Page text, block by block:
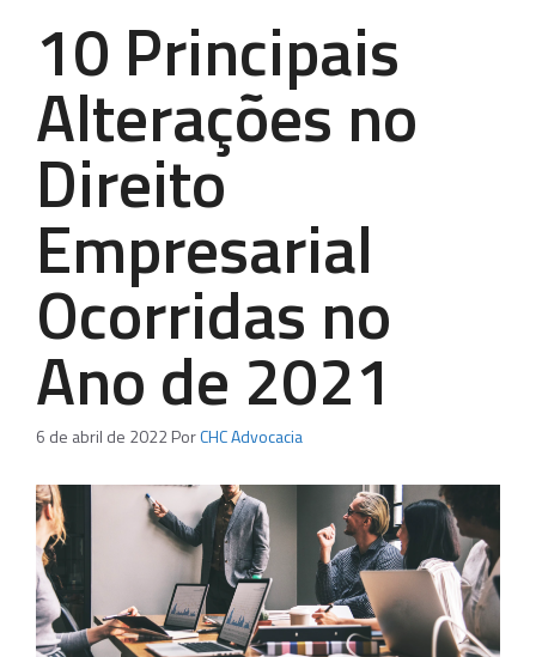
10 Principais
Alterações no
Direito
Empresarial
Ocorridas no
Ano de 2021
6 de abril de 2022PorCHC Advocacia